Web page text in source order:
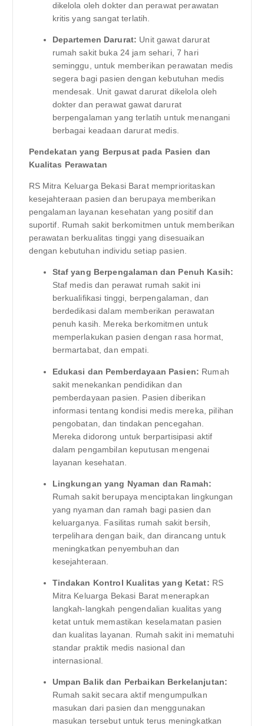
dikelola oleh dokter dan perawat perawatan
kritis yang sangat terlatih.
Departemen Darurat: Unit gawat darurat
rumah sakit buka 24 jam sehari, 7 hari
seminggu, untuk memberikan perawatan medis
segera bagi pasien dengan kebutuhan medis
mendesak. Unit gawat darurat dikelola oleh
dokter dan perawat gawat darurat
berpengalaman yang terlatih untuk menangani
berbagai keadaan darurat medis.
Pendekatan yang Berpusat pada Pasien dan
Kualitas Perawatan
RS Mitra Keluarga Bekasi Barat memprioritaskan
kesejahteraan pasien dan berupaya memberikan
pengalaman layanan kesehatan yang positif dan
suportif. Rumah sakit berkomitmen untuk memberikan
perawatan berkualitas tinggi yang disesuaikan
dengan kebutuhan individu setiap pasien.
Staf yang Berpengalaman dan Penuh Kasih:
Staf medis dan perawat rumah sakit ini
berkualifikasi tinggi, berpengalaman, dan
berdedikasi dalam memberikan perawatan
penuh kasih. Mereka berkomitmen untuk
memperlakukan pasien dengan rasa hormat,
bermartabat, dan empati.
Edukasi dan Pemberdayaan Pasien: Rumah
sakit menekankan pendidikan dan
pemberdayaan pasien. Pasien diberikan
informasi tentang kondisi medis mereka, pilihan
pengobatan, dan tindakan pencegahan.
Mereka didorong untuk berpartisipasi aktif
dalam pengambilan keputusan mengenai
layanan kesehatan.
Lingkungan yang Nyaman dan Ramah:
Rumah sakit berupaya menciptakan lingkungan
yang nyaman dan ramah bagi pasien dan
keluarganya. Fasilitas rumah sakit bersih,
terpelihara dengan baik, dan dirancang untuk
meningkatkan penyembuhan dan
kesejahteraan.
Tindakan Kontrol Kualitas yang Ketat: RS
Mitra Keluarga Bekasi Barat menerapkan
langkah-langkah pengendalian kualitas yang
ketat untuk memastikan keselamatan pasien
dan kualitas layanan. Rumah sakit ini mematuhi
standar praktik medis nasional dan
internasional.
Umpan Balik dan Perbaikan Berkelanjutan:
Rumah sakit secara aktif mengumpulkan
masukan dari pasien dan menggunakan
masukan tersebut untuk terus meningkatkan